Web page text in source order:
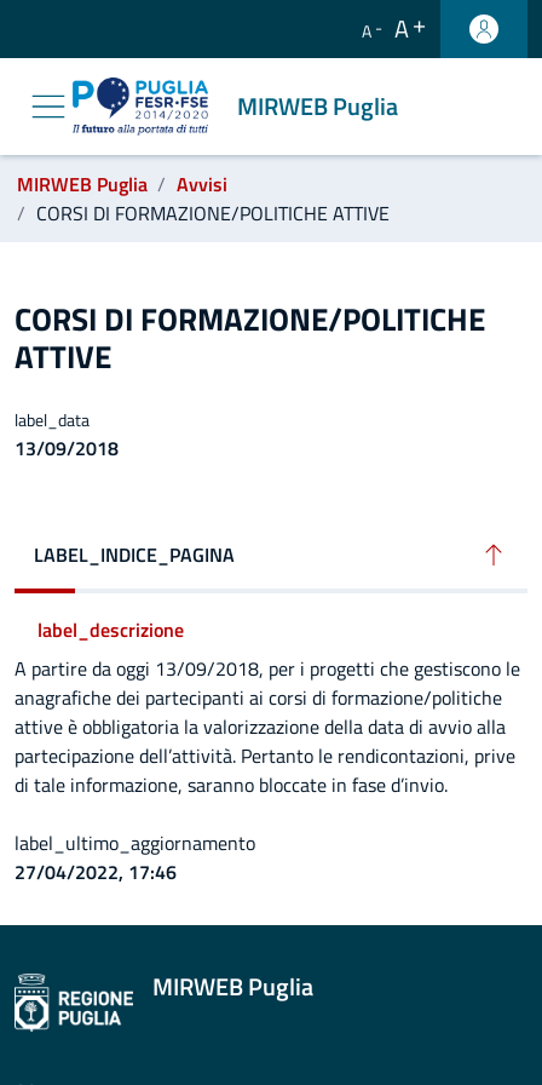
A A
MIRWEB Puglia
MIRWEB Puglia
Avvisi
CORSI DI FORMAZIONE/POLITICHE ATTIVE
CORSI DI FORMAZIONE/POLITICHE
ATTIVE
label_data
13/09/2018
LABEL_INDICE_PAGINA
label_descrizione
label_descrizione
A partire da oggi 13/09/2018, per i progetti che gestiscono le
anagrafiche dei partecipanti ai corsi di formazione/politiche
attive è obbligatoria la valorizzazione della data di avvio alla
partecipazione dell’attività. Pertanto le rendicontazioni, prive
di tale informazione, saranno bloccate in fase d’invio.
label_ultimo_aggiornamento
27/04/2022, 17:46
MIRWEB Puglia